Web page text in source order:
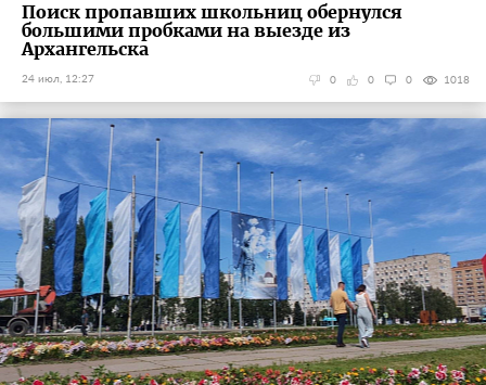
Поиск пропавших школьниц обернулся
большими пробками на выезде из
Архангельска
24 июл, 12:27 1018
0
0
0